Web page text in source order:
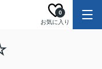
お気に入り
0